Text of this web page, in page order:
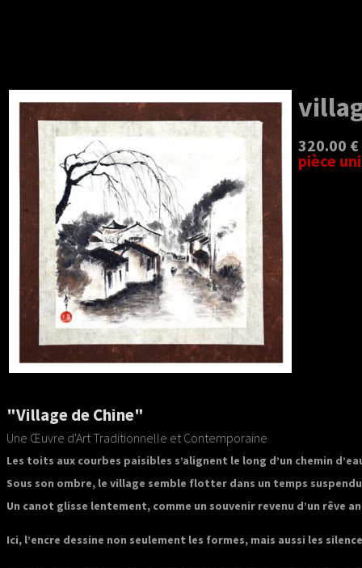
320.00 €
pièce
"Village de Chine"
Une Œuvre d'Art Traditionnelle et Contemporaine
Les toits aux courbes paisibles s’alignent le long d’un chemin
Sous son ombre, le village semble flotter dans un temps
Un canot glisse lentement, comme un souvenir revenu d’un rêve
Ici, l’encre dessine non seulement les formes, mais aussi les